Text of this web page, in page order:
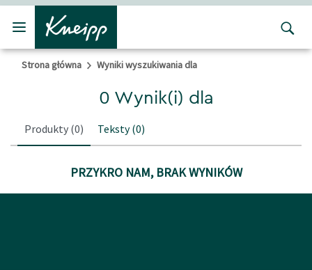
Przejdź do głównego menu
Przejdź do stopki
Strona główna Wyniki wyszukiwania dla
0 Wynik(i) dla
Produkty (0) Teksty(0)
PRZYKRO NAM, BRAK WYNIKÓW